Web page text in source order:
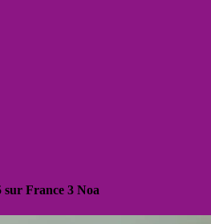
sur France 3 Noa